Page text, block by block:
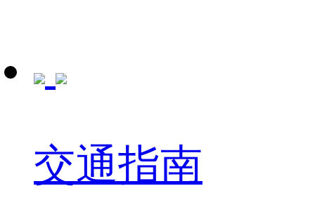
交通指南